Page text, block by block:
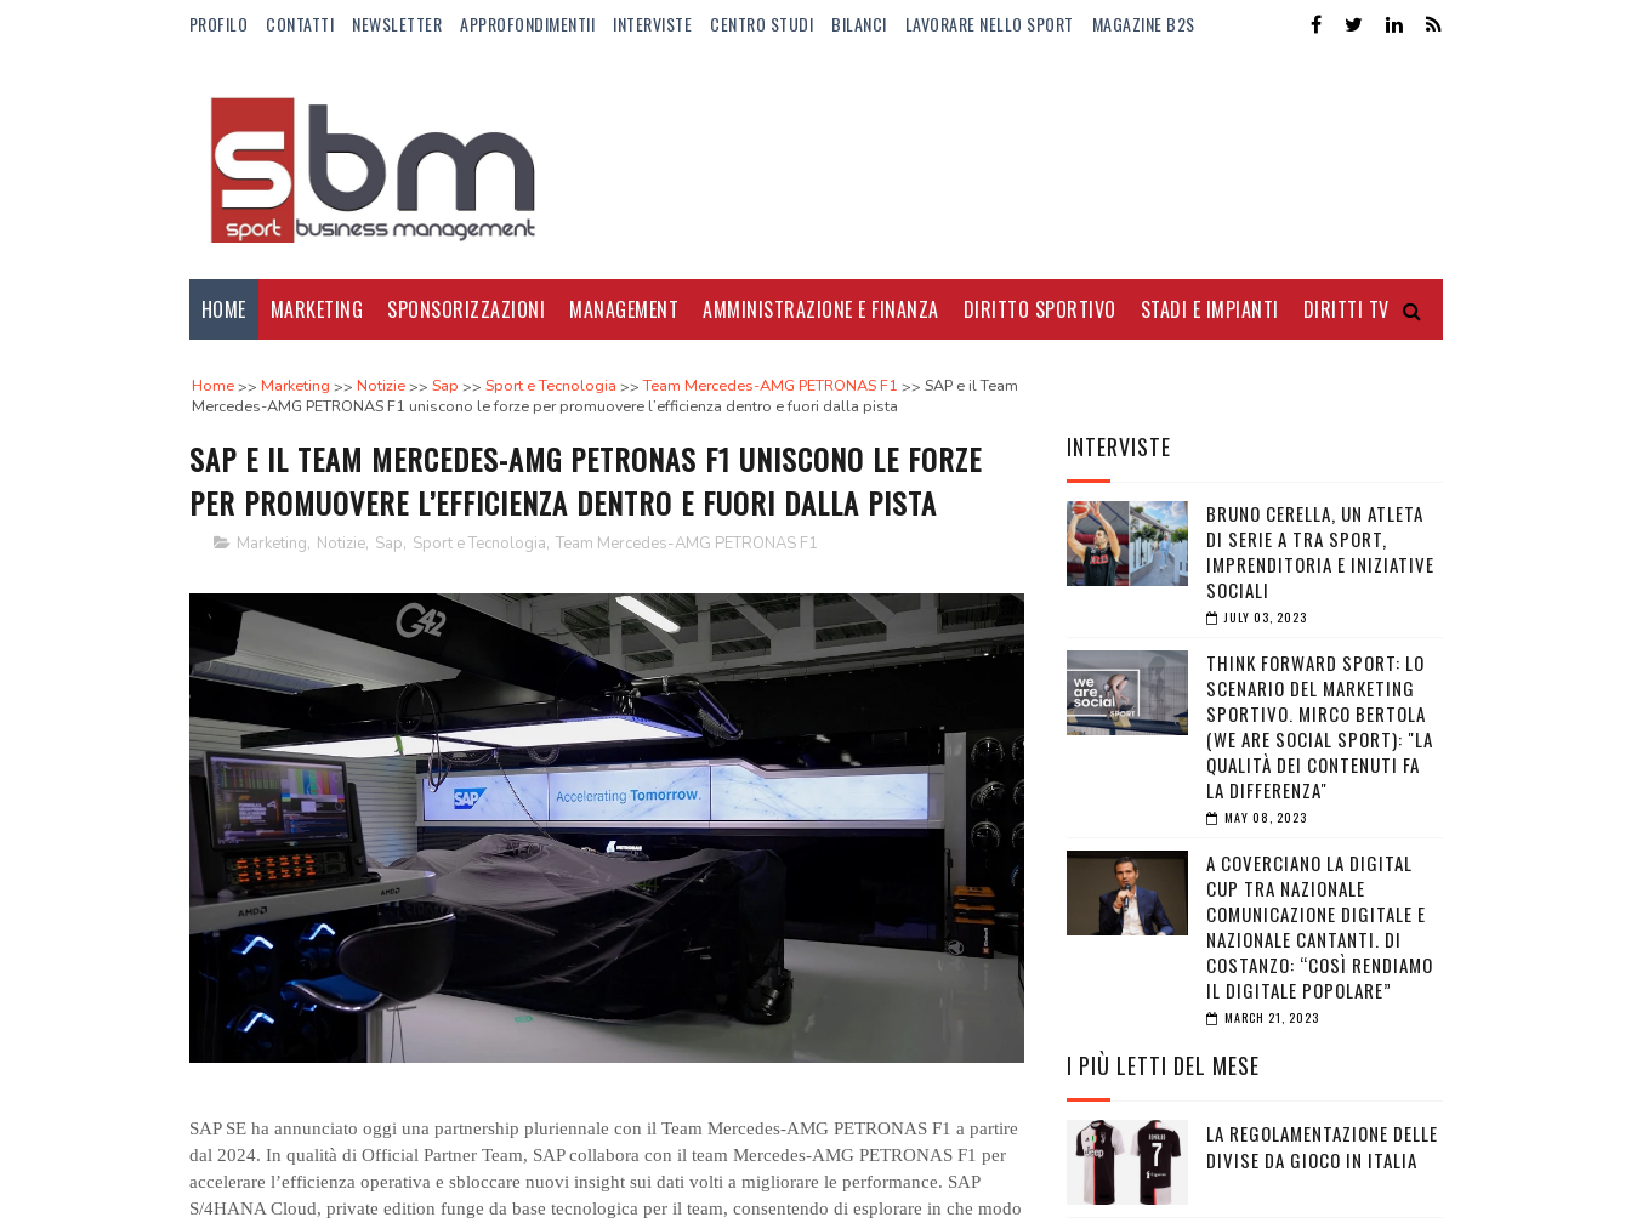
PROFILO CONTATTI NEWSLETTER APPROFONDIMENTII INTERVISTE CENTRO STUDI BILANCI LAVORARE NELLO SPORT MAGAZINE B2S
HOME MARKETING SPONSORIZZAZIONI MANAGEMENT AMMINISTRAZIONE E FINANZA DIRITTO SPORTIVO STADI E IMPIANTI DIRITTI TV
Home Marketing Notizie Sap Sport e Tecnologia Team Mercedes-AMG PETRONAS F1
SAP e il Team
Mercedes-AMG PETRONAS F1 uniscono le forze per promuovere l’efficienza dentro e fuori dalla pista
SAP E IL TEAM MERCEDES-AMG PETRONAS F1 UNISCONO LE FORZE
PER PROMUOVERE L’EFFICIENZA DENTRO E FUORI DALLA PISTA
Marketing, Notizie, Sap, Sport e Tecnologia, Team Mercedes-AMG PETRONAS F1
SAP SE ha annunciato oggi una partnership pluriennale con il Team Mercedes-AMG PETRONAS F1 a partire
dal 2024. In qualità di Official Partner Team, SAP collabora con il team Mercedes-AMG PETRONAS F1 per
accelerare l’efficienza operativa e sbloccare nuovi insight sui dati volti a migliorare le performance. SAP
S/4HANA Cloud, private edition funge da base tecnologica per il team, consentendo di esplorare in che modo
INTERVISTE
BRUNO CERELLA, UN ATLETA
DI SERIE A TRA SPORT,
IMPRENDITORIA E INIZIATIVE
SOCIALI
JULY 03, 2023
THINK FORWARD SPORT: LO
SCENARIO DEL MARKETING
SPORTIVO. MIRCO BERTOLA
(WE ARE SOCIAL SPORT): "LA
QUALITÀ DEI CONTENUTI FA
LA DIFFERENZA"
MAY 08, 2023
A COVERCIANO LA DIGITAL
CUP TRA NAZIONALE
COMUNICAZIONE DIGITALE E
NAZIONALE CANTANTI. DI
COSTANZO: “COSÌ RENDIAMO
IL DIGITALE POPOLARE”
MARCH 21, 2023
I PIÙ LETTI DEL MESE
LA REGOLAMENTAZIONE DELLE
DIVISE DA GIOCO IN ITALIA